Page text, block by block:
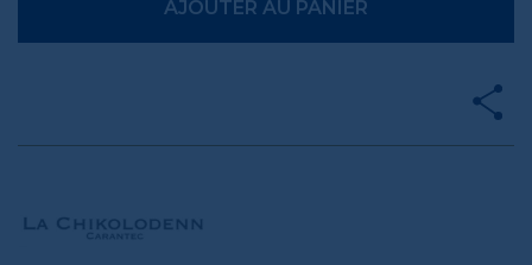
AJOUTER AU PANIER